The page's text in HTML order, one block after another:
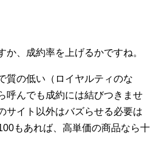
か、成約率を上げるかですね。
質の低い（ロイヤルティのな
呼んでも成約には結びつきませ
サイト以外はバズらせる必要は
もあれば、高単価の商品なら十